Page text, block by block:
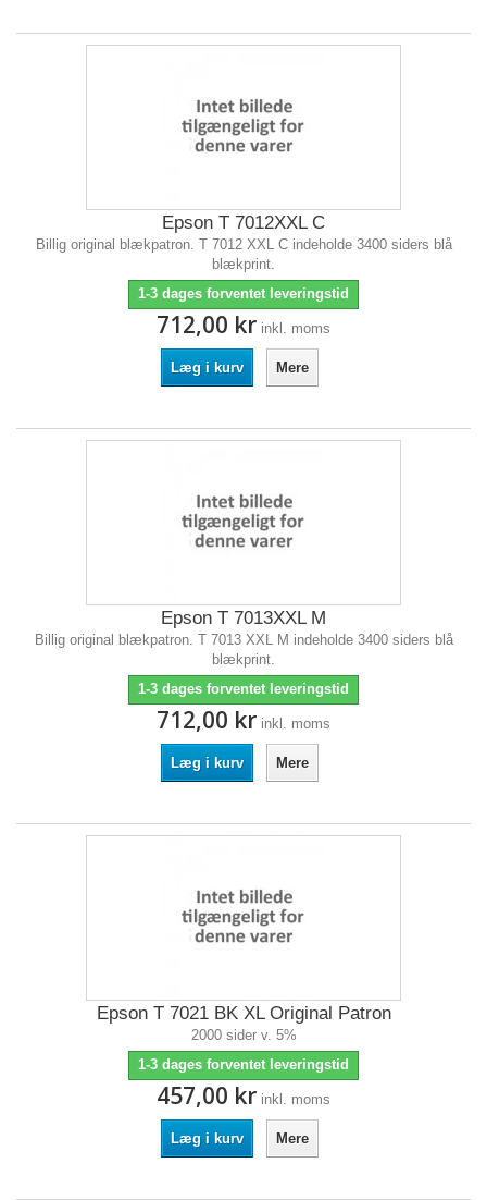
Epson T 7012XXL C
Billig original blækpatron. T 7012 XXL C indeholde 3400 siders blå
blækprint.
1-3 dages forventet leveringstid
712,00 kr inkl. moms
Læg i kurv Mere
Epson T 7013XXL M
Billig original blækpatron. T 7013 XXL M indeholde 3400 siders blå
blækprint.
1-3 dages forventet leveringstid
712,00 kr inkl. moms
Læg i kurv Mere
Epson T 7021 BK XL Original Patron
2000 sider v. 5%
1-3 dages forventet leveringstid
457,00 kr inkl. moms
Læg i kurv Mere